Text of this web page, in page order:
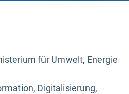
für Umwelt, Energie
Digitalisierung,